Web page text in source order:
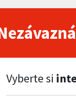
Vyberte si internet
Vyberte si